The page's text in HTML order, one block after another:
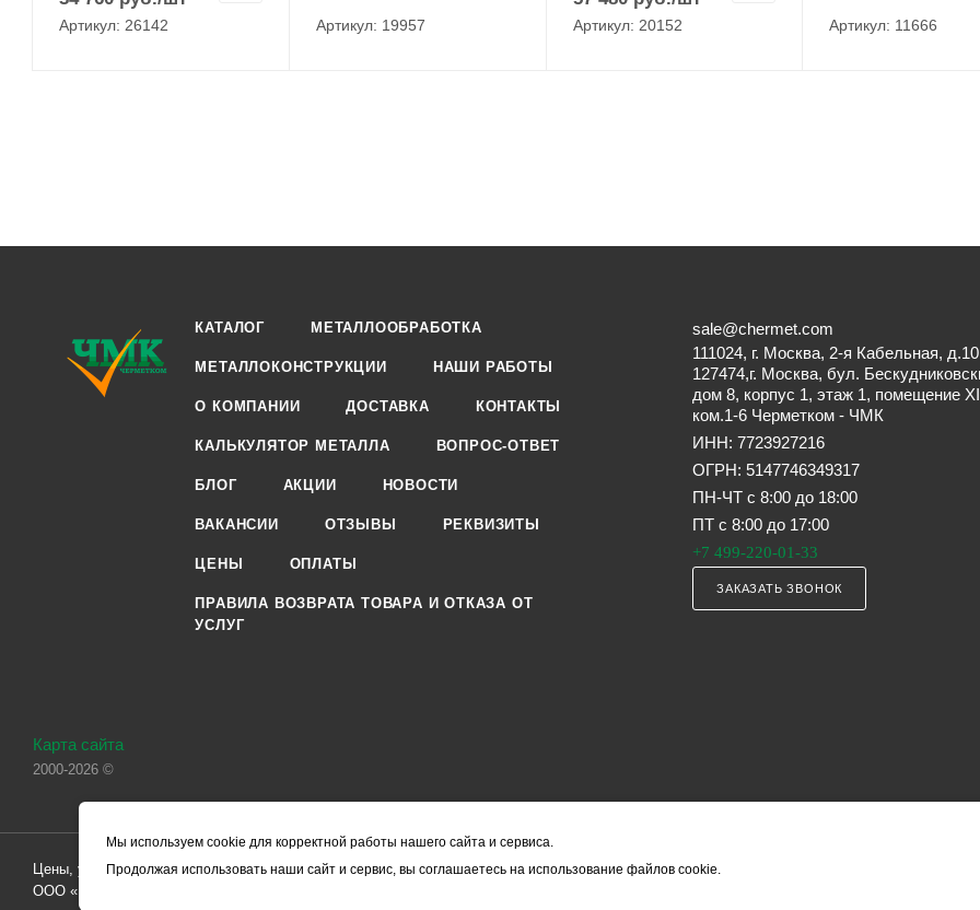
Артикул: 26142 Артикул: 19957 Артикул: 20152 Артикул: 11666
КАТАЛОГ МЕТАЛЛООБРАБОТКА
МЕТАЛЛОКОНСТРУКЦИИ НАШИ РАБОТЫ
О КОМПАНИИ ДОСТАВКА КОНТАКТЫ
КАЛЬКУЛЯТОР МЕТАЛЛА ВОПРОС-ОТВЕТ
БЛОГ АКЦИИ НОВОСТИ
ВАКАНСИИ ОТЗЫВЫ РЕКВИЗИТЫ
ЦЕНЫ ОПЛАТЫ
ПРАВИЛА ВОЗВРАТА ТОВАРА И ОТКАЗА ОТ
УСЛУГ
sale@chermet.com
111024, г. Москва, 2-я Кабельная, д.10
127474,г. Москва, бул.
дом 8, корпус 1, этаж 1, помещение
ком.1-6 Черметком - ЧМК
ИНН: 7723927216
ОГРН: 5147746349317
ПН-ЧТ с 8:00 до 18:00
ПТ с 8:00 до 17:00
+7 499-220-01-33
ЗАКАЗАТЬ ЗВОНОК
Карта сайта
2000-2026 ©
Цены, указанные на сайте, носят справочный характер и не являются офертой (в соответствии со ст. 435 ГК РФ). Они могут изменяться в
ООО «ЧЕРМЕТ.КОМ» по заключению Договора. Окончательная стоимость товара формируется менеджером и уточняется вместе со сроками
Мы используем cookie для корректной работы нашего сайта и сервиса.
Продолжая использовать наши сайт и сервис, вы соглашаетесь на использование файлов cookie.